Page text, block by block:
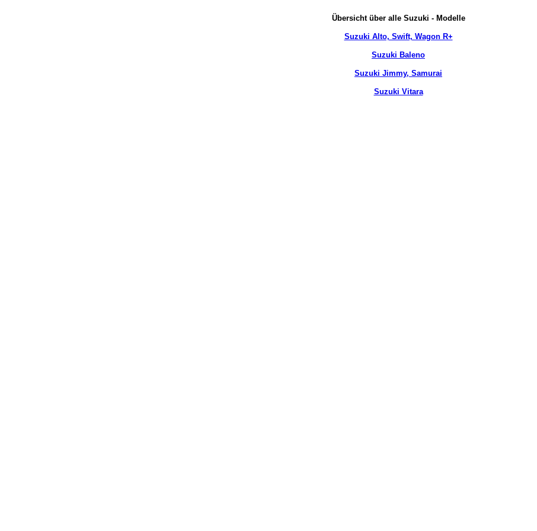
Übersicht über alle Suzuki - Modelle
Suzuki Alto, Swift, Wagon R+
Suzuki Baleno
Suzuki Jimmy, Samurai
Suzuki Vitara